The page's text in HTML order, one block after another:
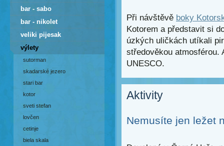
Při návštěvě boky
Kotorem a představit si
úzkých uličkách utíkali
středověkou atmosférou.
UNESCO.
Aktivity
Nemusíte jen ležet
bar - sabo
bar - nikolet
veliki pijesak
výlety
sutorman
skadarské jezero
stari bar
kotor
sveti stefan
lovčen
cetinje
biela skala